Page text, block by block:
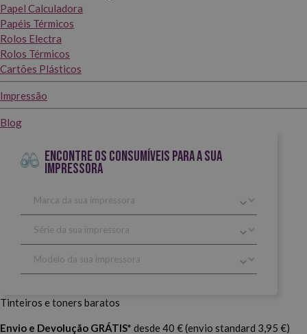
Papel Calculadora
Papéis Térmicos
Rolos Electra
Rolos Térmicos
Cartões Plásticos
Impressão
Blog
ENCONTRE OS CONSUMÍVEIS PARA A SUA
IMPRESSORA
Tinteiros e toners baratos
Envio e Devolução GRÁTIS* desde 40 € (envio standard 3,95 €)